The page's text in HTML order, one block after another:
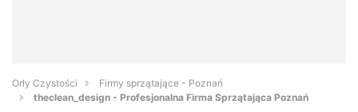
Orły Czystości
Firmy sprzątające - Poznań
theclean_design - Profesjonalna Firma Sprzątająca Poznań